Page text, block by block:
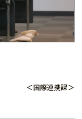
＜国際連携課＞